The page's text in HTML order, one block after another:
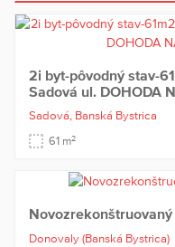
2i byt-pôvodný stav-
Sadová ul. DOHODA
Sadová, Banská Bystrica
61 m2
Donovaly (Banská Bystrica)